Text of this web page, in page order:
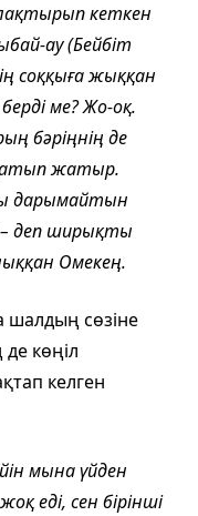
кеткен
ау (Бейбіт
соққыға жыққан
ме? Жо-оқ.
бәріңнің де
жатыр.
дарымайтын
– деп ширықты
Омекең.
шалдың сөзіне
көңіл
келген
мына үйден
еді, сен бірінші